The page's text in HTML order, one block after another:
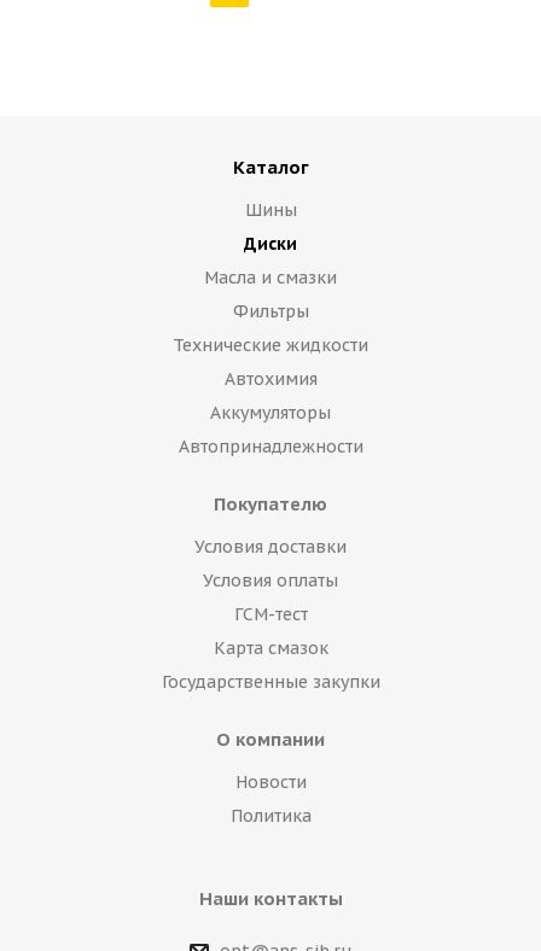
Каталог
Шины
Диски
Масла и смазки
Фильтры
Технические жидкости
Автохимия
Аккумуляторы
Автопринадлежности
Покупателю
Условия доставки
Условия оплаты
ГСМ-тест
Карта смазок
Государственные закупки
О компании
Новости
Политика
Наши контакты